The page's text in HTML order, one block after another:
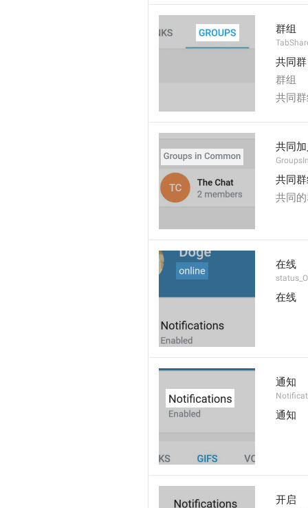
群组
共同群
群组
共同
共同
共同
共同
在线
在线
通知
通知
开启